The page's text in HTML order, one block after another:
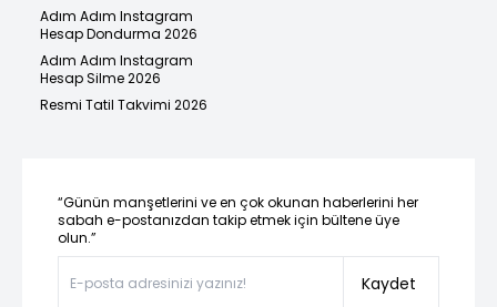
Adım Adım Instagram
Hesap Dondurma 2026
Adım Adım Instagram
Hesap Silme 2026
Resmi Tatil Takvimi 2026
“Günün manşetlerini ve en çok okunan haberlerini her
sabah e-postanızdan takip etmek için bültene üye
olun.”
Kaydet